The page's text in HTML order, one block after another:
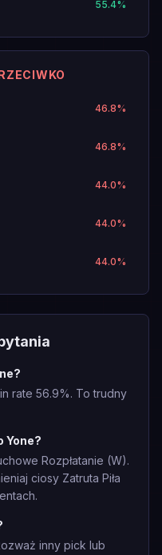
55.4%
46.8%
46.8%
44.0%
44.0%
44.0%
rate 56.9%. To trudny
Yone?
Rozpłatanie (W).
ciosy Zatruta Piła
inny pick lub